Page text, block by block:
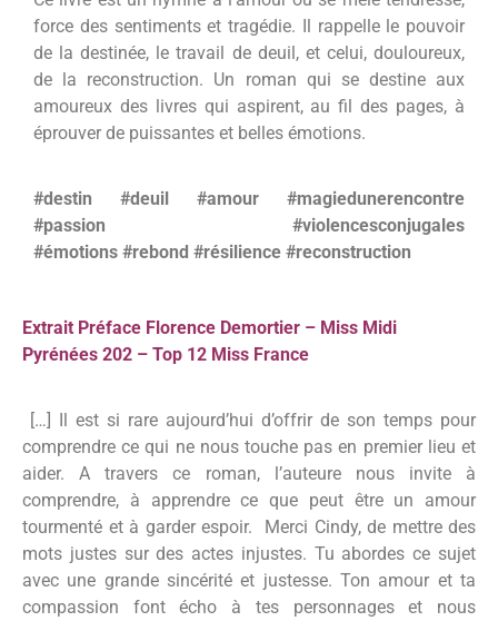
force des sentiments et tragédie. Il rappelle le pouvoir
de la destinée, le travail de deuil, et celui, douloureux,
de la reconstruction. Un roman qui se destine aux
amoureux des livres qui aspirent, au fil des pages, à
éprouver de puissantes et belles émotions.
#destin #deuil #amour #magiedunerencontre
#passion #violencesconjugales
#émotions #rebond #résilience #reconstruction
Extrait Préface Florence Demortier – Miss Midi
Pyrénées 202 – Top 12 Miss France
[…] Il est si rare aujourd’hui d’offrir de son temps pour
comprendre ce qui ne nous touche pas en premier lieu et
aider. A travers ce roman, l’auteure nous invite à
comprendre, à apprendre ce que peut être un amour
tourmenté et à garder espoir. Merci Cindy, de mettre des
mots justes sur des actes injustes. Tu abordes ce sujet
avec une grande sincérité et justesse. Ton amour et ta
compassion font écho à tes personnages et nous